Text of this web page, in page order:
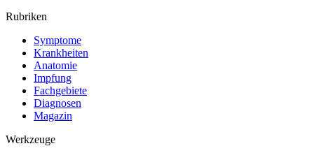
Rubriken
Symptome
Krankheiten
Anatomie
Impfung
Fachgebiete
Diagnosen
Magazin
Werkzeuge